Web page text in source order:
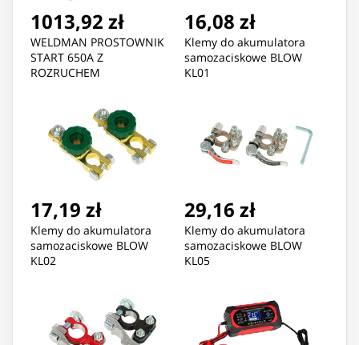
1013,92 zł
WELDMAN PROSTOWNIK
START 650A Z
ROZRUCHEM
16,08 zł
Klemy do akumulatora
samozaciskowe BLOW
KL01
17,19 zł
Klemy do akumulatora
samozaciskowe BLOW
KL02
29,16 zł
Klemy do akumulatora
samozaciskowe BLOW
KL05